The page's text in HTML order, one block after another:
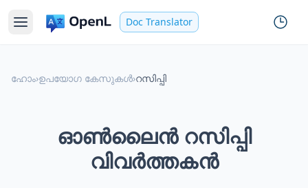
Doc Translator
ഹോം›ഉപയോഗ കേസുകൾ›റസിപ്പി
ഓൺലൈൻ റസിപ്പി
വിവർത്തകൻ